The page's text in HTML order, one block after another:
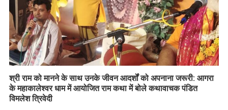
​श्री राम को मानने के साथ उनके जीवन आदर्शों को अपनाना जरूरी: आगरा
के महाकालेश्वर धाम में आयोजित राम कथा में बोले कथावाचक पंडित
विमलेश त्रिवेदी